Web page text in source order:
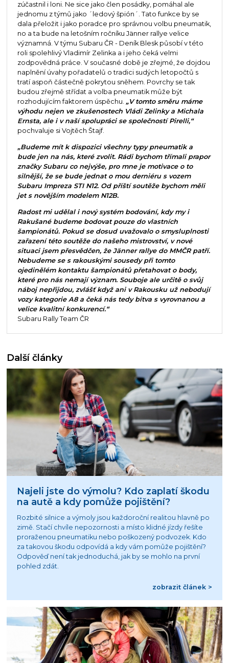
zúčastnil i loni. Ne sice jako člen posádky, pomáhal ale
jednomu z týmů jako ´ledový špión´. Tato funkce by se
dala přeložit i jako poradce pro správnou volbu pneumatik,
no a ta bude na letošním ročníku Jänner rallye velice
významná. V týmu Subaru ČR - Deník Blesk působí v této
roli spolehlivý Vladimír Zelinka a i jeho čeká velmi
zodpovědná práce. V současné době je zřejmé, že dojdou
naplnění úvahy pořadatelů o tradici sudých letopočtů s
tratí aspoň částečně pokrytou sněhem. Povrchy se tak
budou zřejmě střídat a volba pneumatik může být
rozhodujícím faktorem úspěchu. „V tomto směru máme
výhodu nejen ve zkušenostech Vládi Zelinky a Michala
Ernsta, ale i v naší spolupráci se společností Pirelli,“
pochvaluje si Vojtěch Štajf.
„Budeme mít k dispozici všechny typy pneumatik a
bude jen na nás, které zvolit. Rádi bychom třímali prapor
značky Subaru co nejvýše, pro mne je motivace o to
silnější, že se bude jednat o mou derniéru s vozem
Subaru Impreza STI N12. Od příští soutěže bychom měli
jet s novějším modelem N12B.
Radost mi udělal i nový systém bodování, kdy my i
Rakušané budeme bodovat pouze do vlastních
šampionátů. Pokud se dosud uvažovalo o smysluplnosti
zařazení této soutěže do našeho mistrovství, v nové
situaci jsem přesvědčen, že Jänner rallye do MMČR patří.
Nebudeme se s rakouskými sousedy při tomto
ojedinělém kontaktu šampionátů přetahovat o body,
které pro nás nemají význam. Souboje ale určitě o svůj
náboj nepřijdou, zvlášť když ani v Rakousku už nebodují
vozy kategorie A8 a čeká nás tedy bitva s vyrovnanou a
velice kvalitní konkurencí.“
Subaru Rally Team ČR
Další články
Najeli jste do výmolu? Kdo zaplatí škodu
na autě a kdy pomůže pojištění?
Rozbité silnice a výmoly jsou každoroční realitou hlavně po
zimě. Stačí chvíle nepozornosti a místo klidné jízdy řešíte
proraženou pneumatiku nebo poškozený podvozek. Kdo
za takovou škodu odpovídá a kdy vám pomůže pojištění?
Odpověď není tak jednoduchá, jak by se mohlo na první
pohled zdát.
zobrazit článek >